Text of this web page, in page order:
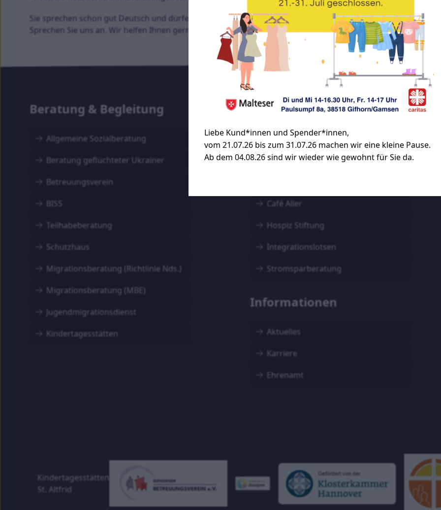
Sie sprechen schon gut Deutsch und dürfen arbeiten oder können die Arbeitserlaubnis erhalten.
Sprechen Sie uns an. Wir helfen Ihnen gerne.
Beratung & Begleitung
Allgemeine Sozialberatung
Beratung geflüchteter Ukrainer
Betreuungsverein
BISS
Teilhabeberatung
Schutzhaus
Migrationsberatung (Richtlinie Nds.)
Migrationsberatung (MBE)
Jugendmigrationsdienst
Kindertagesstätten
Kooperationen
Familienladen
Seniorenfahrten
Café Aller
Hospiz Stiftung
Integrationslotsen
Stromsparberatung
Informationen
Aktuelles
Karriere
Ehrenamt
Kindertagesstätten
St. Altfrid
Liebe Kund*innen und Spender*innen,
vom 21.07.26 bis zum 31.07.26 machen wir eine kleine Pause.
Ab dem 04.08.26 sind wir wieder wie gewohnt für Sie da.